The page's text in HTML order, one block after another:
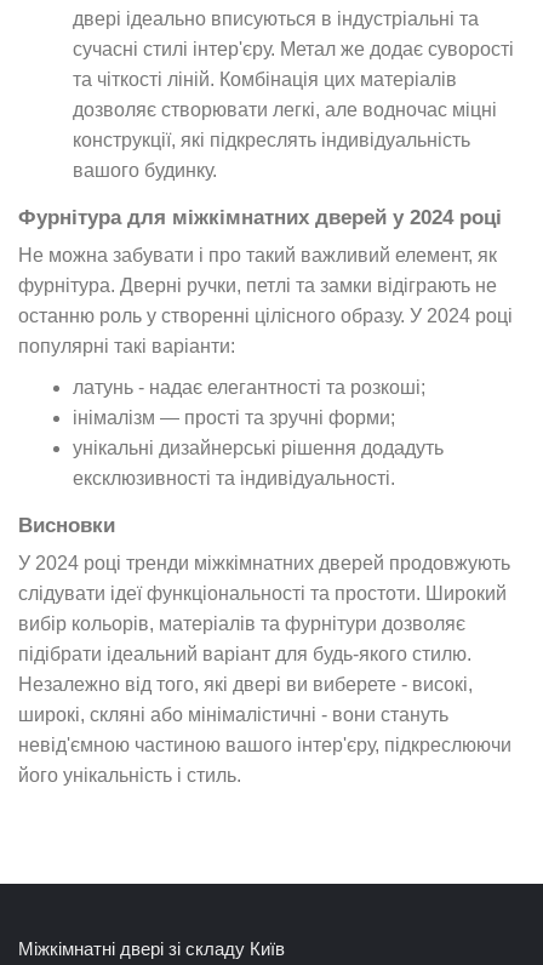
двері ідеально вписуються в індустріальні та
сучасні стилі інтер'єру. Метал же додає суворості
та чіткості ліній. Комбінація цих матеріалів
дозволяє створювати легкі, але водночас міцні
конструкції, які підкреслять індивідуальність
вашого будинку.
Фурнітура для міжкімнатних дверей у 2024 році
Не можна забувати і про такий важливий елемент, як
фурнітура. Дверні ручки, петлі та замки відіграють не
останню роль у створенні цілісного образу. У 2024 році
популярні такі варіанти:
латунь - надає елегантності та розкоші;
інімалізм — прості та зручні форми;
унікальні дизайнерські рішення додадуть
ексклюзивності та індивідуальності.
Висновки
У 2024 році тренди міжкімнатних дверей продовжують
слідувати ідеї функціональності та простоти. Широкий
вибір кольорів, матеріалів та фурнітури дозволяє
підібрати ідеальний варіант для будь-якого стилю.
Незалежно від того, які двері ви виберете - високі,
широкі, скляні або мінімалістичні - вони стануть
невід'ємною частиною вашого інтер'єру, підкреслюючи
його унікальність і стиль.
Міжкімнатні двері зі складу Київ